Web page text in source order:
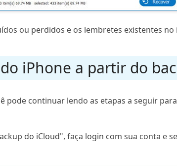
ou perdidos e os lembretes existentes no
iPhone a partir do
pode continuar lendo as etapas a seguir
do iCloud", faça login com sua conta e